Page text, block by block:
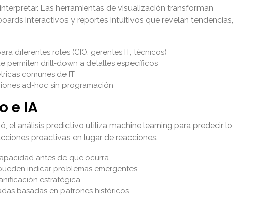
Las herramientas de visualización transforman
interactivos y reportes intuitivos que revelan tendencias,
diferentes roles (CIO, gerentes IT, técnicos)
permiten drill-down a detalles específicos
comunes de IT
ad-hoc sin programación
e IA
el análisis predictivo utiliza machine learning para predecir lo
proactivas en lugar de reacciones.
antes de que ocurra
indicar problemas emergentes
estratégica
basadas en patrones históricos